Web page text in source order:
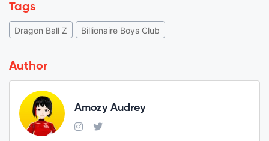
Tags
Dragon Ball Z Billionaire Boys Club
Author
Amozy Audrey